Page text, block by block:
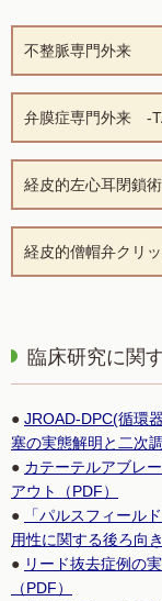
不整脈専門外来
弁膜症専門外来 -
経皮的左心耳閉鎖
経皮的僧帽弁クリ
臨床研究に関
● JROAD-DPC(循環
塞の実態解明と二次
● カテーテルアブレ
アウト（PDF）
●
「パルスフィール
⽤性に関する後ろ向
● リード抜去症例の
（PDF）